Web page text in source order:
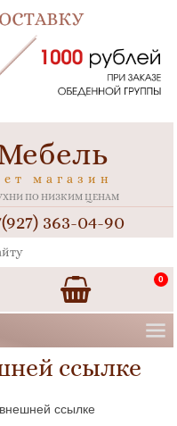
магазин
ПО НИЗКИМ ЦЕНАМ
363-04-90
0
ссылке
ссылке